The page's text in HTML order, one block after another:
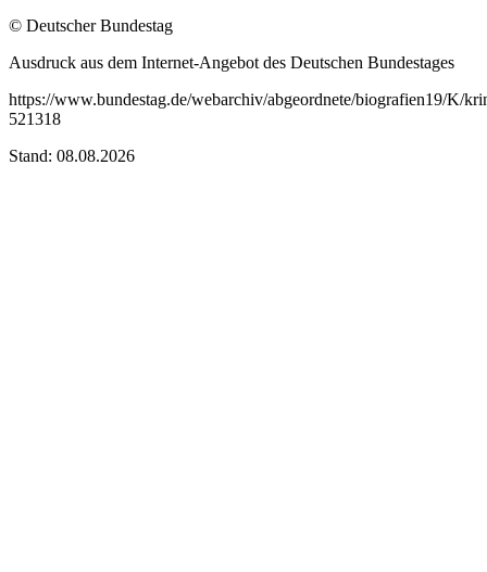
© Deutscher Bundestag
Ausdruck aus dem Internet-Angebot des Deutschen Bundestages
https://www.bundestag.de/webarchiv/abgeordnete/biografien19/K/
521318
Stand: 08.08.2026